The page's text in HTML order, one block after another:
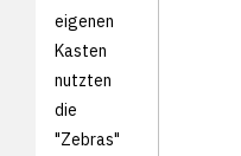
eigenen
Kasten
nutzten
die
"Zebras"